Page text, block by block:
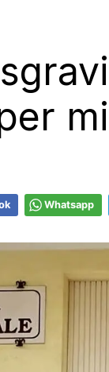
Whatsapp